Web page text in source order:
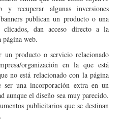
y recuperar algunas inversiones
publican un producto o una
clicados, dan acceso directo a la
web.
un producto o servicio relacionado
organización en la que está
no está relacionado con la página
ser una incorporación extra en un
aunque el diseño sea muy parecido.
publicitarios que se destinan